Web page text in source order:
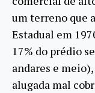
um terreno que
Estadual em
17% do prédio
andares e
alugada mal